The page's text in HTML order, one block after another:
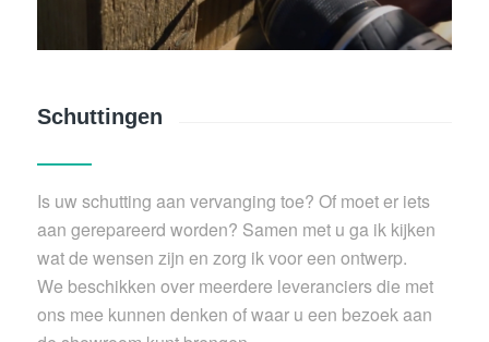
Schuttingen
Is uw schutting aan vervanging toe? Of moet er iets
aan gerepareerd worden? Samen met u ga ik kijken
wat de wensen zijn en zorg ik voor een ontwerp.
We beschikken over meerdere leveranciers die met
ons mee kunnen denken of waar u een bezoek aan